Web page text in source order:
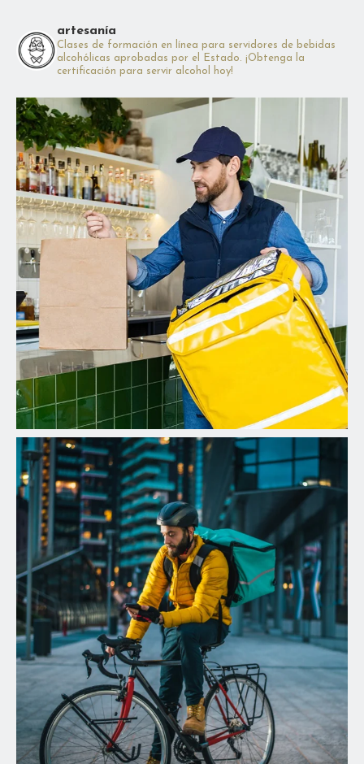
artesanía
Clases de formación en línea para servidores de bebidas
alcohólicas aprobadas por el Estado. ¡Obtenga la
certificación para servir alcohol hoy!